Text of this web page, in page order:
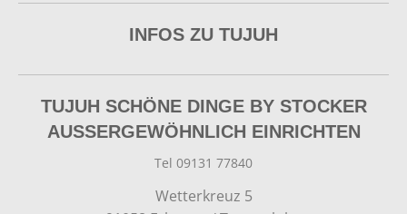
INFOS ZU TUJUH
TUJUH SCHÖNE DINGE BY STOCKER
AUSSERGEWÖHNLICH EINRICHTEN
Tel 09131 77840
Wetterkreuz 5